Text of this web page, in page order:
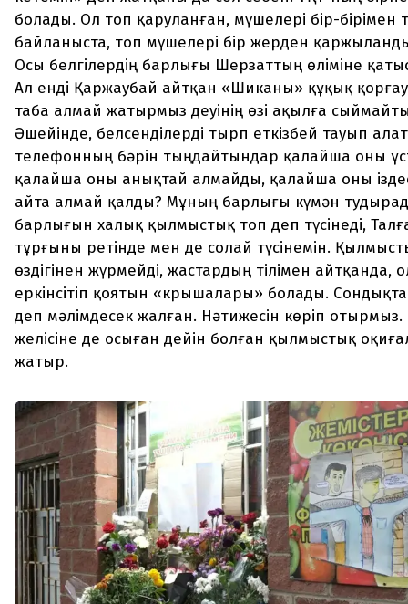
болады. Ол топ қаруланған, мүшелері бір-бірімен
байланыста, топ мүшелері бір жерден
Осы белгілердің барлығы Шерзаттың өліміне
Ал енді Қаржаубай айтқан «Шиканы» құқық
таба алмай жатырмыз деуінің өзі ақылға
Әшейінде, белсенділерді тырп еткізбей тауып
телефонның бәрін тыңдайтындар қалайша оны
қалайша оны анықтай алмайды, қалайша оны
айта алмай қалды? Мұның барлығы күмән
барлығын халық қылмыстық топ деп түсінеді,
тұрғыны ретінде мен де солай түсінемін.
өздігінен жүрмейді, жастардың тілімен айтқанда,
еркінсітіп қоятын «крышалары» болады.
деп мәлімдесек жалған. Нәтижесін көріп
желісіне де осыған дейін болған қылмыстық
жатыр.